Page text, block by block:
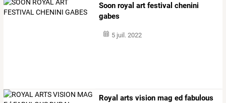
Soon royal art festival chenini
gabes
5 juil. 2022
Royal arts vision mag ed fabulous